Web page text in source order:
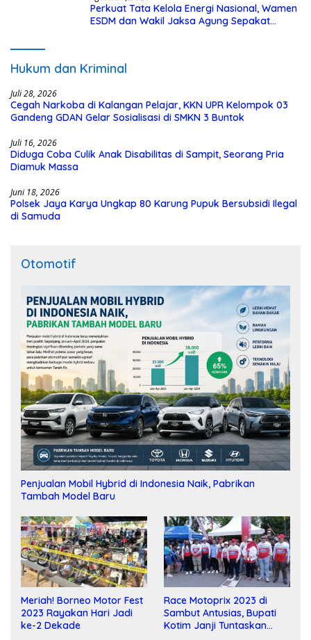
Perkuat Tata Kelola Energi Nasional, Wamen
ESDM dan Wakil Jaksa Agung Sepakat
Hukum dan Kriminal
Juli 28, 2026
Cegah Narkoba di Kalangan Pelajar, KKN UPR Kelompok 03
Gandeng GDAN Gelar Sosialisasi di SMKN 3 Buntok
Juli 16, 2026
Diduga Coba Culik Anak Disabilitas di Sampit, Seorang Pria
Diamuk Massa
Juni 18, 2026
Polsek Jaya Karya Ungkap 80 Karung Pupuk Bersubsidi Ilegal
di Samuda
Otomotif
Penjualan Mobil Hybrid di Indonesia Naik, Pabrikan
Tambah Model Baru
Meriah! Borneo Motor Fest
2023 Rayakan Hari Jadi
ke-2 Dekade
Race Motoprix 2023 di
Sambut Antusias, Bupati
Kotim Janji Tuntaskan